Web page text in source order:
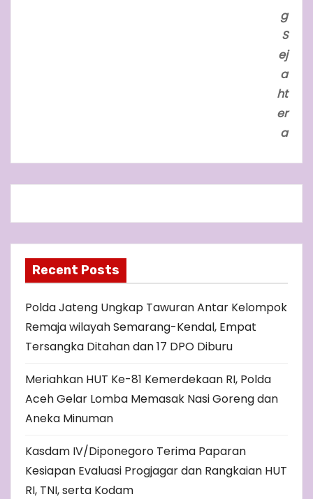
g
S
ej
a
ht
er
a
Recent Posts
Polda Jateng Ungkap Tawuran Antar Kelompok
Remaja wilayah Semarang-Kendal, Empat
Tersangka Ditahan dan 17 DPO Diburu
Meriahkan HUT Ke-81 Kemerdekaan RI, Polda
Aceh Gelar Lomba Memasak Nasi Goreng dan
Aneka Minuman
Kasdam IV/Diponegoro Terima Paparan
Kesiapan Evaluasi Progjagar dan Rangkaian HUT
RI, TNI, serta Kodam